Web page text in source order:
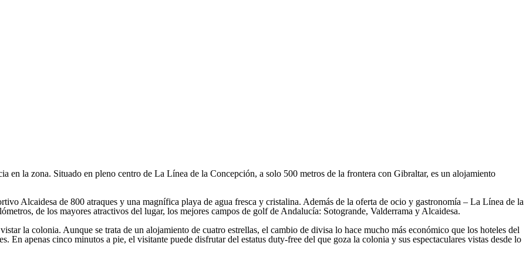
en la zona. Situado en pleno centro de La Línea de la Concepción, a solo 500 metros de la frontera con Gibraltar, es un alojamiento
Alcaidesa de 800 atraques y una magnífica playa de agua fresca y cristalina. Además de la oferta de ocio y gastronomía – La Línea de la
de los mayores atractivos del lugar, los mejores campos de golf de Andalucía: Sotogrande, Valderrama y Alcaidesa.
la colonia. Aunque se trata de un alojamiento de cuatro estrellas, el cambio de divisa lo hace mucho más económico que los hoteles del
En apenas cinco minutos a pie, el visitante puede disfrutar del estatus duty-free del que goza la colonia y sus espectaculares vistas desde lo